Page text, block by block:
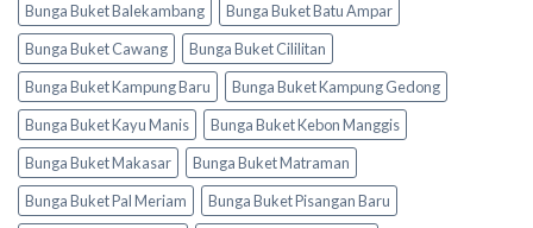
Bunga Buket Balekambang
Bunga Buket Batu Ampar
Bunga Buket Cawang
Bunga Buket Cililitan
Bunga Buket Kampung Baru
Bunga Buket Kampung Gedong
Bunga Buket Kayu Manis
Bunga Buket Kebon Manggis
Bunga Buket Makasar
Bunga Buket Matraman
Bunga Buket Pal Meriam
Bunga Buket Pisangan Baru